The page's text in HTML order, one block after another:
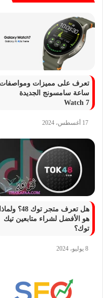
تعرف على مميزات ومواصفات
ساعة سامسونج الجديدة
Watch 7
17 أغسطس، 2024
هل تعرف متجر توك 48؟ ولماذا
هو الأفضل لشراء متابعين تيك
توك؟
8 يوليو، 2024